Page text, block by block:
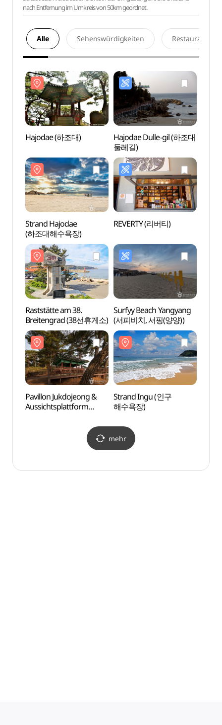
nach Entfernung im Umkreis von 50km geordnet.
Alle Sehenswürdigkeiten Restaurants
Hajodae (하조대)
Hajodae Dulle-gil (하조대
둘레길)
Strand Hajodae
(하조대해수욕장)
REVERTY (리버티)
Raststätte am 38.
Breitengrad (38선휴게소)
Surfyy Beach Yangyang
(서피비치, 서핑(양양))
Pavillon Jukdojeong &
Aussichtsplattform
Strand Ingu (인구
해수욕장)
mehr